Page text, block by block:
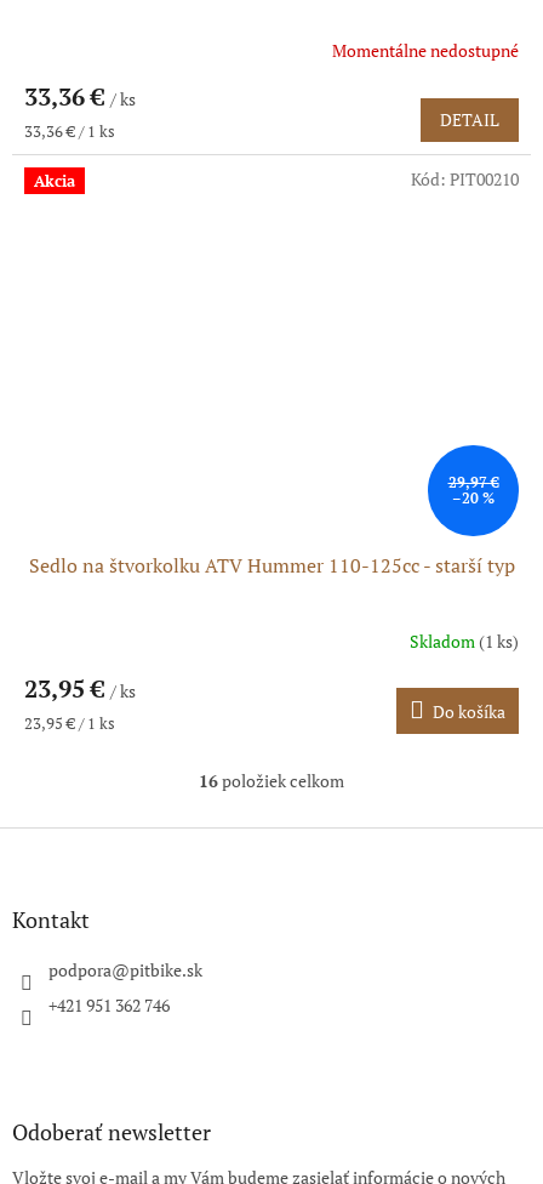
Momentálne nedostupné
33,36 € / ks
Jednotková
cena:
33,36 € / 1 ks DETAIL
Akcia
29,97 €
–20 %
Sedlo na štvorkolku ATV Hummer 110-125cc - starší typ
Skladom(1 ks)
23,95 € / ks
Jednotková
23,95 € / 1 ks Do košíka
Kód: PIT00210
O
l
16položiek celkom
Z
Kontakt
podpora@pitbike.sk
+421 951 362 746
Odoberať newsletter
Vložte svoj e-mail a my Vám budeme zasielať informácie o nových